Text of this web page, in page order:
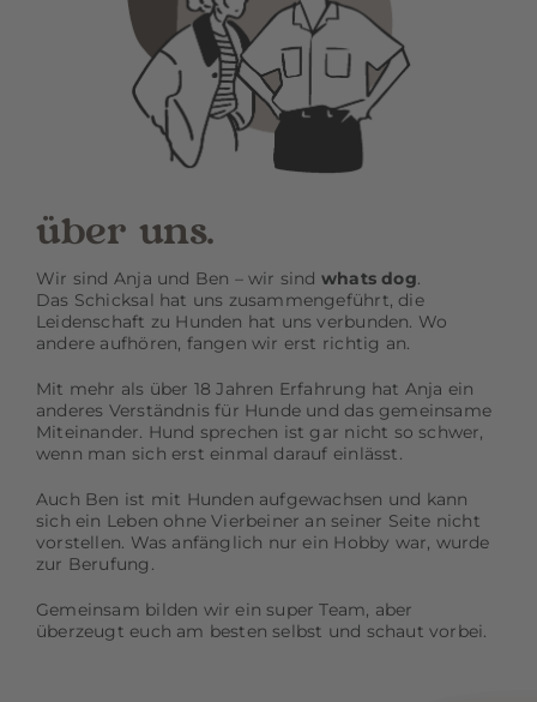
über uns.
Wir sind Anja und Ben – wir sind whats dog.
Das Schicksal hat uns zusammengeführt, die
Leidenschaft zu Hunden hat uns verbunden. Wo
andere aufhören, fangen wir erst richtig an.
Mit mehr als über 18 Jahren Erfahrung hat Anja ein
anderes Verständnis für Hunde und das gemeinsame
Miteinander. Hund sprechen ist gar nicht so schwer,
wenn man sich erst einmal darauf einlässt.
Auch Ben ist mit Hunden aufgewachsen und kann
sich ein Leben ohne Vierbeiner an seiner Seite nicht
vorstellen. Was anfänglich nur ein Hobby war, wurde
zur Berufung.
Gemeinsam bilden wir ein super Team, aber
überzeugt euch am besten selbst und schaut vorbei.